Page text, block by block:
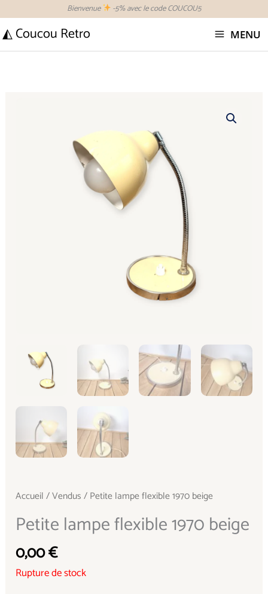
contenu
Bienvenue -5% avec le code COUCOU5
◭ Coucou Retro MENU
Accueil /Vendus / Petite lampe flexible 1970 beige
Petite lampe flexible 1970 beige
0,00€
Rupture de stock